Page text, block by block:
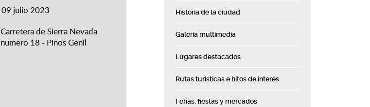
09 julio 2023
Carretera de Sierra Nevada
numero 18 - Pinos Genil
Historia de la ciudad
Galería multimedia
Lugares destacados
Rutas turísticas e hitos de interés
Ferias, fiestas y mercados